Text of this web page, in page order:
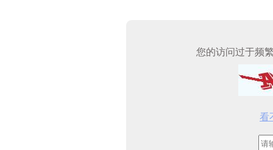
您的访问过于频
看